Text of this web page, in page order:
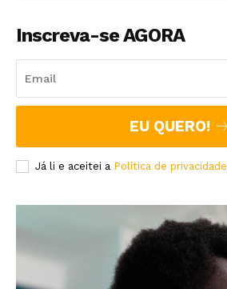
Inscreva-se AGORA
EU QUERO!
Já li e aceitei a Política de privacidade